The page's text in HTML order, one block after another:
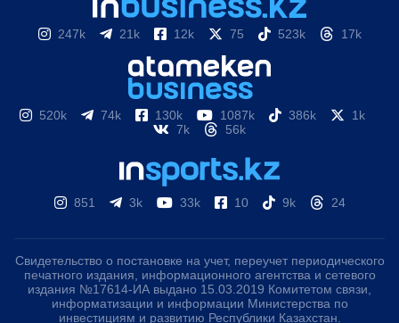
247k 21k 12k 75 523k 17k
520k 74k 130k 1087k 386k
1k
7k
56k
851 3k 33k 10 9k 24
Свидетельство о постановке на учет, переучет периодического
печатного издания, информационного агентства и сетевого
издания №17614-ИА выдано 15.03.2019 Комитетом связи,
информатизации и информации Министерства по
инвестициям и развитию Республики Казахстан.